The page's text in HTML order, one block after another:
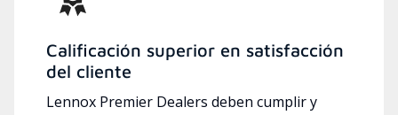
Calificación superior en satisfacción
del cliente
Lennox Premier Dealers deben cumplir y